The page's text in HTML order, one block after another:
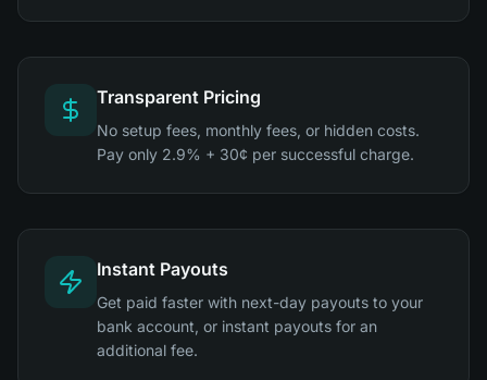
Transparent Pricing
No setup fees, monthly fees, or hidden costs.
Pay only 2.9% + 30¢ per successful charge.
Instant Payouts
Get paid faster with next-day payouts to your
bank account, or instant payouts for an
additional fee.